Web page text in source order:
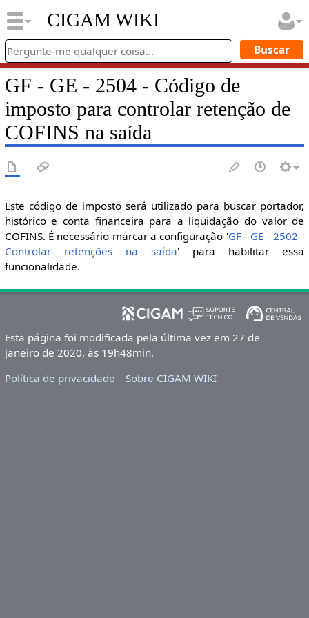
CIGAM WIKI
GF - GE - 2504 - Código de
imposto para controlar retenção de
COFINS na saída
Este código de imposto será utilizado para buscar portador,
histórico e conta financeira para a liquidação do valor de
COFINS. É necessário marcar a configuração 'GF - GE - 2502 -
Controlar retenções na saída' para habilitar essa
funcionalidade.
Esta página foi modificada pela última vez em 27 de
janeiro de 2020, às 19h48min.
Política de privacidade
Sobre CIGAM WIKI